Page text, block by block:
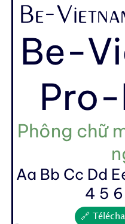
Be-
Be-
Phông chữ
Aa Bb Cc Dd
4 5 6
🔗